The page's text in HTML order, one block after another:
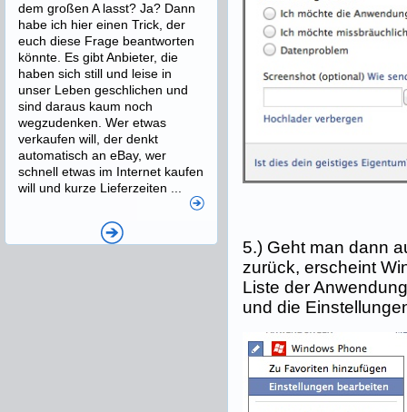
5.) Geht man dann
zurück, erscheint
Liste der
und die
dem großen A lasst? Ja? Dann
habe ich hier einen Trick, der
euch diese Frage beantworten
könnte. Es gibt Anbieter, die
haben sich still und leise in
unser Leben geschlichen und
sind daraus kaum noch
wegzudenken. Wer etwas
verkaufen will, der denkt
automatisch an eBay, wer
schnell etwas im Internet kaufen
will und kurze Lieferzeiten ...